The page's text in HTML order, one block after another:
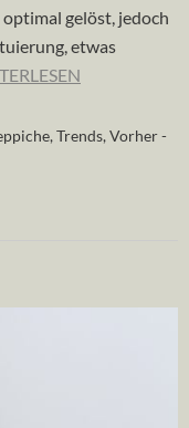
gelöst, jedoch
etwas
,Trends,Vorher -